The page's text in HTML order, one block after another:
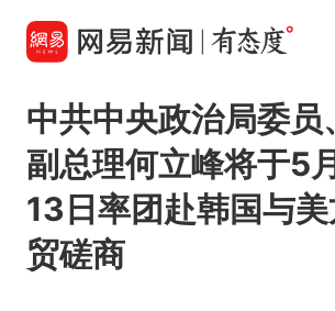
中共中央政治局委员
副总理何立峰将于5
13日率团赴韩国与
贸磋商